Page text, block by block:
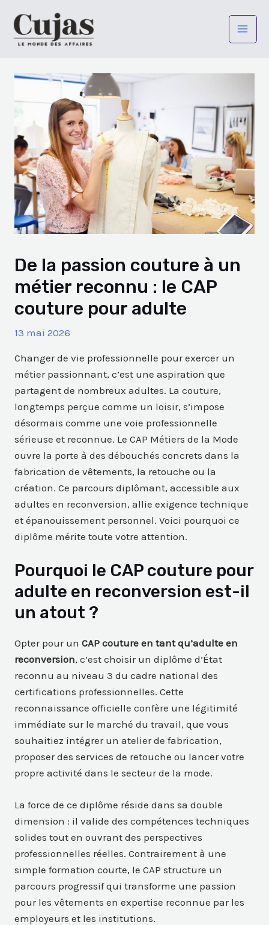
contenu
De la passion couture à un
métier reconnu : le CAP
couture pour adulte
13 mai 2026
Changer de vie professionnelle pour exercer un
métier passionnant, c’est une aspiration que
partagent de nombreux adultes. La couture,
longtemps perçue comme un loisir, s’impose
désormais comme une voie professionnelle
sérieuse et reconnue. Le CAP Métiers de la Mode
ouvre la porte à des débouchés concrets dans la
fabrication de vêtements, la retouche ou la
création. Ce parcours diplômant, accessible aux
adultes en reconversion, allie exigence technique
et épanouissement personnel. Voici pourquoi ce
diplôme mérite toute votre attention.
Pourquoi le CAP couture pour
adulte en reconversion est-il
un atout ?
Opter pour unCAP couture en tant qu’adulte en
reconversion, c’est choisir un diplôme d’État
reconnu au niveau 3 du cadre national des
certifications professionnelles. Cette
reconnaissance officielle confère une légitimité
immédiate sur le marché du travail, que vous
souhaitiez intégrer un atelier de fabrication,
proposer des services de retouche ou lancer votre
propre activité dans le secteur de la mode.
La force de ce diplôme réside dans sa double
dimension : il valide des compétences techniques
solides tout en ouvrant des perspectives
professionnelles réelles. Contrairement à une
simple formation courte, le CAP structure un
parcours progressif qui transforme une passion
pour les vêtements en expertise reconnue par les
employeurs et les institutions.
des
articles